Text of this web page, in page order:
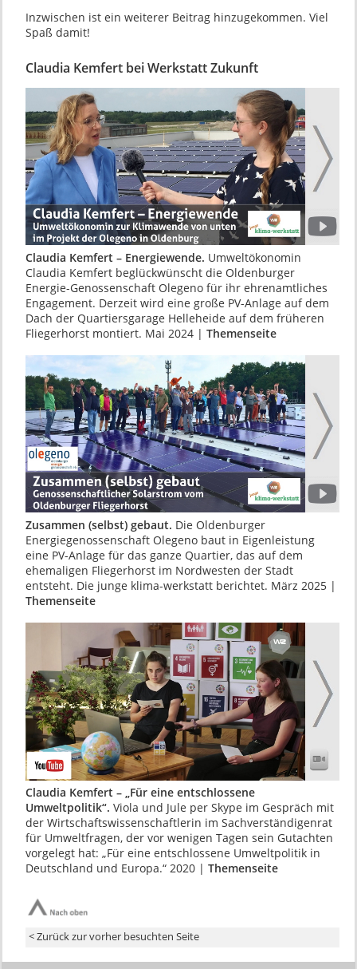
Inzwischen ist ein weiterer Beitrag hinzugekommen. Viel
Spaß damit!
Claudia Kemfert bei Werkstatt Zukunft
Claudia Kemfert – Energiewende. Umwelt­ökonomin
Claudia Kemfert beglück­wünscht die Oldenburger
Energie-Genossen­schaft Olegeno für ihr ehrenamtliches
Engage­ment. Derzeit wird eine große PV-Anlage auf dem
Dach der Quartiersgarage Helleheide auf dem früheren
Fliegerhorst montiert. Mai 2024 | Themenseite
Zusammen (selbst) gebaut. Die Oldenburger
Energiegenossenschaft Olegeno baut in Eigenleistung
eine PV-Anlage für das ganze Quartier, das auf dem
ehemaligen Fliegerhorst im Nordwesten der Stadt
entsteht. Die junge klima-werkstatt berichtet. März 2025 |
Themenseite
Claudia Kemfert – „Für eine entschlossene
Umweltpolitik“. Viola und Jule per Skype im Ge­spräch mit
der Wirtschaftswissenschaftlerin im Sachverständigenrat
für Umweltfragen, der vor wenigen Tagen sein Gutachten
vorgelegt hat: „Für eine entschlossene Umweltpolitik in
Deutschland und Europa.“ 2020 | Themenseite